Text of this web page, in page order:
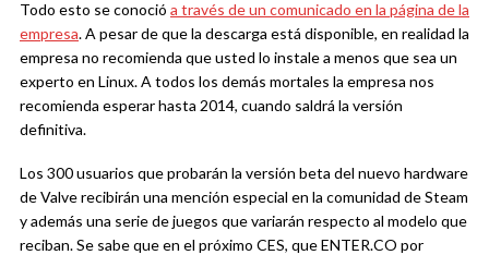
Todo esto se conoció a través de un comunicado en la página de la
empresa. A pesar de que la descarga está disponible, en realidad la
empresa no recomienda que usted lo instale a menos que sea un
experto en Linux. A todos los demás mortales la empresa nos
recomienda esperar hasta 2014, cuando saldrá la versión
definitiva.
Los 300 usuarios que probarán la versión beta del nuevo hardware
de Valve recibirán una mención especial en la comunidad de Steam
y además una serie de juegos que variarán respecto al modelo que
reciban. Se sabe que en el próximo CES, que ENTER.CO por